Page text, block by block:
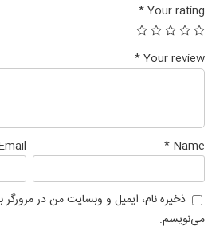
Your rating
*
Your review
*
Name
*
ذخیره نام، ایمیل و وبسایت من در مرورگر
می‌نویسم.